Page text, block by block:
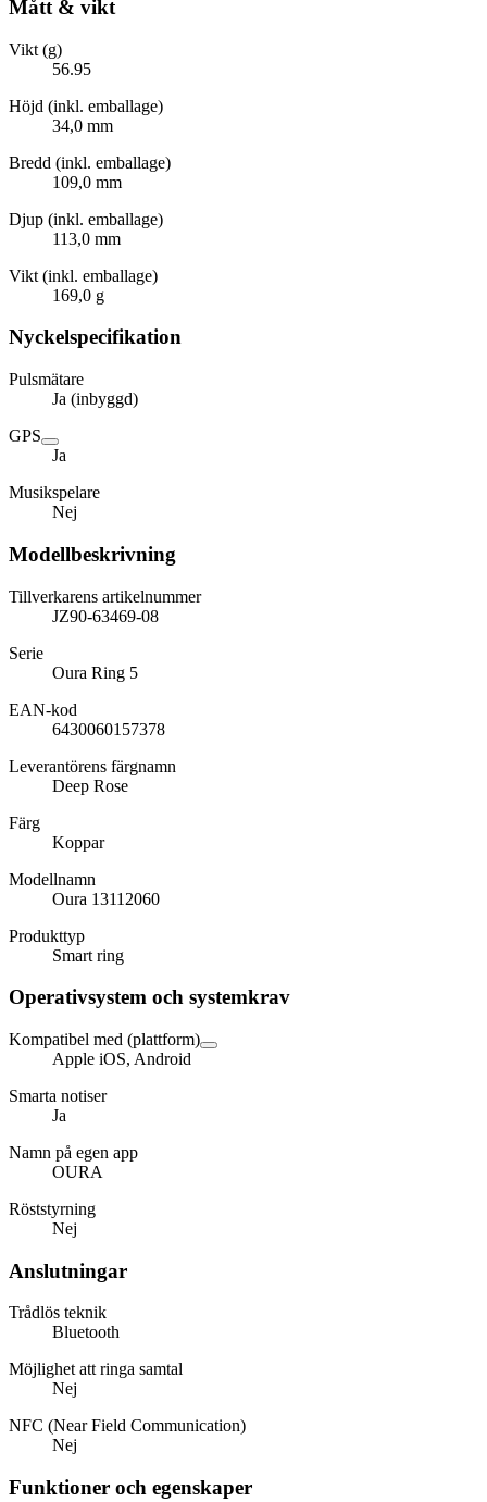
Mått & vikt
Vikt (g)
56.95
Höjd (inkl. emballage)
34,0 mm
Bredd (inkl. emballage)
109,0 mm
Djup (inkl. emballage)
113,0 mm
Vikt (inkl. emballage)
169,0 g
Nyckelspecifikation
Pulsmätare
Ja (inbyggd)
GPS
Ja
Musikspelare
Nej
Modellbeskrivning
Tillverkarens artikelnummer
JZ90-63469-08
Serie
Oura Ring 5
EAN-kod
6430060157378
Leverantörens färgnamn
Deep Rose
Färg
Koppar
Modellnamn
Oura 13112060
Produkttyp
Smart ring
Operativsystem och systemkrav
Kompatibel med (plattform)
Apple iOS, Android
Smarta notiser
Ja
Namn på egen app
OURA
Röststyrning
Nej
Anslutningar
Trådlös teknik
Bluetooth
Möjlighet att ringa samtal
Nej
NFC (Near Field Communication)
Nej
Funktioner och egenskaper